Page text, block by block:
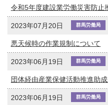
令和5年度建設業労働災害防止
2023年07月20日 群馬労働局
悪天候時の作業規制について
2023年06月19日 群馬労働局
団体経由産業保健活動推進助
2023年06月19日 群馬労働局